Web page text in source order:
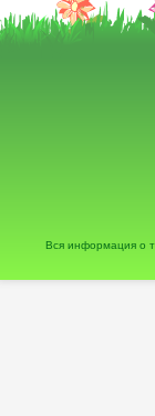
Вся информация о